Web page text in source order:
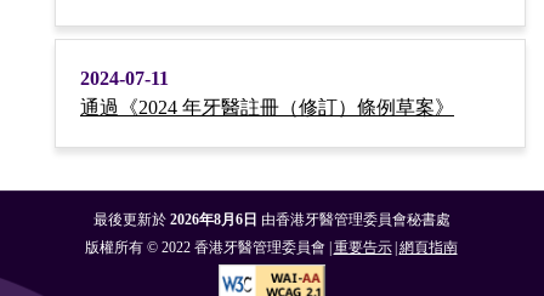
2024-07-11
通過《2024 年牙醫註冊（修訂）條例草案》
最後更新於 2026年8月6日 由香港牙醫管理委員會秘書處
版權所有 © 2022 香港牙醫管理委員會 |重要告示|網頁指南